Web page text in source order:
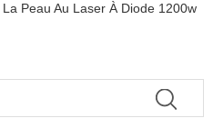
Peau Au Laser À Diode 1200w